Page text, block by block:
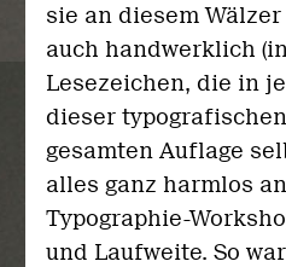
sie an diesem
auch handwerklich
Lesezeichen, die in
dieser
gesamten Auflage
alles ganz harmlos
Typographie-
und Laufweite. So